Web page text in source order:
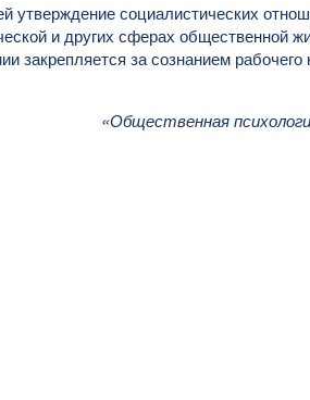
утверждение социалистических
и других сферах общественной
закрепляется за сознанием рабочего
«Общественная